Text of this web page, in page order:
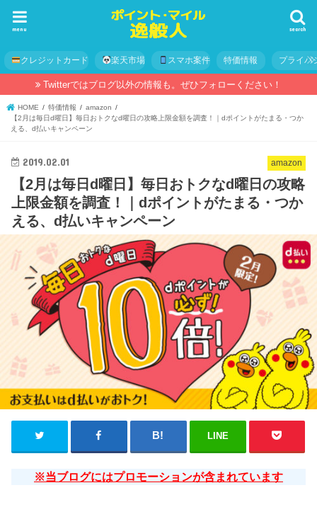
search
menu
クレジットカード 楽天市場 スマホ案件 特価情報 プライバ
Twitterではブログ以外の情報も。ぜひフォローください！
HOME 特価情報
amazon
【2月は毎日d曜日】毎日おトクなd曜日の攻略上限金額を調査！｜dポイントがたまる・つか
える、d払いキャンペーン
amazon
2019.02.01
【2月は毎日d曜日】毎日おトクなd曜日の攻略
上限金額を調査！｜dポイントがたまる・つか
える、d払いキャンペーン
LINE
※当ブログにはプロモーションが含まれています